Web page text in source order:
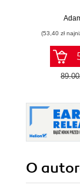
(53,40 zł
O